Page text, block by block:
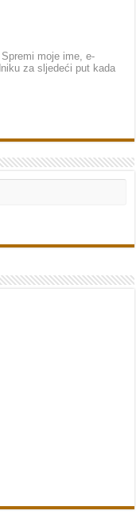
Spremi moje ime, e-
za sljedeći put kada